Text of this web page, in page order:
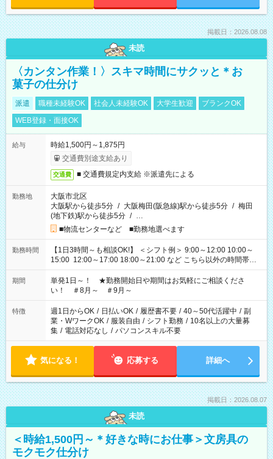
掲載日：2026.08.08
未読
〈カンタン作業！〉スキマ時間にサクッと＊お
菓子の仕分け
派遣 職種未経験OK 社会人未経験OK 大学生歓迎
ブランクOK
WEB登録・面接OK
給与
時給1,500円～1,875円
交通費別途支給あり
交通費 ■ 交通費規定内支給 ※派遣先による
勤務地
大阪市北区
大阪駅から徒歩5分 / 大阪梅田(阪急線)駅から徒歩5分 / 梅田
(地下鉄)駅から徒歩5分 / …
■物流センターなど ■勤務地選べます
勤務時間
【1日3時間～も相談OK!】 ＜シフト例＞ 9:00～12:00 10:00～
15:00 12:00～17:00 18:00～21:00 など こちら以外の時間帯も
お気軽にご相談ください！
期間
単発1日～！ ★勤務開始日や期間はお気軽にご相談くださ
い！ ＃8月～ ＃9月～
特徴 週1日からOK / 日払いOK / 履歴書不要 / 40～50代活躍中 / 副
業・WワークOK / 服装自由 / シフト勤務 / 10名以上の大量募
集 / 電話対応なし / パソコンスキル不要
気になる！ 応募する 詳細へ
掲載日：2026.08.07
未読
＜時給1,500円～＊好きな時にお仕事＞文房具の
モクモク仕分け